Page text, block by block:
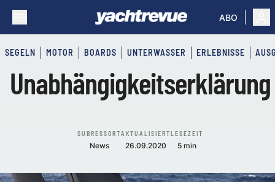
ABO
SEGELN MOTOR BOARDS UNTERWASSER ERLEBNISSE
Unabhängigkeitserklärung
SUBRESSORT
News
AKTUALISIERT
26.09.2020
LESEZEIT
5 min